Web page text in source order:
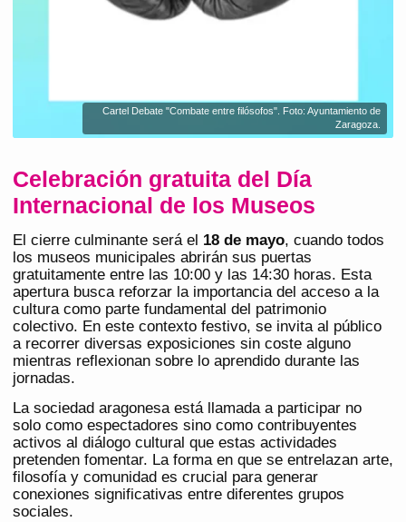
Cartel Debate "Combate entre filósofos". Foto: Ayuntamiento de
Zaragoza.
Celebración gratuita del Día
Internacional de los Museos
El cierre culminante será el 18 de mayo, cuando todos
los museos municipales abrirán sus puertas
gratuitamente entre las 10:00 y las 14:30 horas. Esta
apertura busca reforzar la importancia del acceso a la
cultura como parte fundamental del patrimonio
colectivo. En este contexto festivo, se invita al público
a recorrer diversas exposiciones sin coste alguno
mientras reflexionan sobre lo aprendido durante las
jornadas.
La sociedad aragonesa está llamada a participar no
solo como espectadores sino como contribuyentes
activos al diálogo cultural que estas actividades
pretenden fomentar. La forma en que se entrelazan arte,
filosofía y comunidad es crucial para generar
conexiones significativas entre diferentes grupos
sociales.